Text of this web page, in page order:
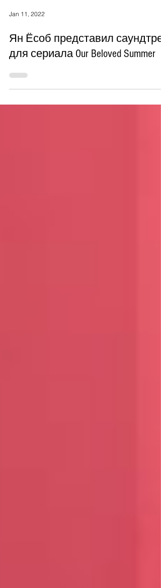
Jan 11, 2022
Ян Ёсоб представил
для сериала Our Beloved Summer